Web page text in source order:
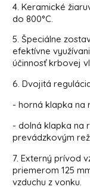
4. Keramické
do 800°C.
5. Špeciálne
efektívne
účinnosť krbovej
6. Dvojitá
- horná klapka na
- dolná klapka na
prevádzkovým
7. Externý prívod
priemerom 125
vzduchu z vonku.